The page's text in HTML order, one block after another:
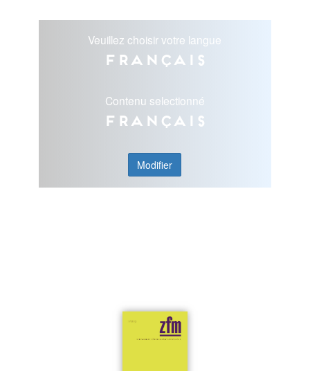
Veuillez choisir votre langue
Français
Contenu selectionné
Français
Modifier